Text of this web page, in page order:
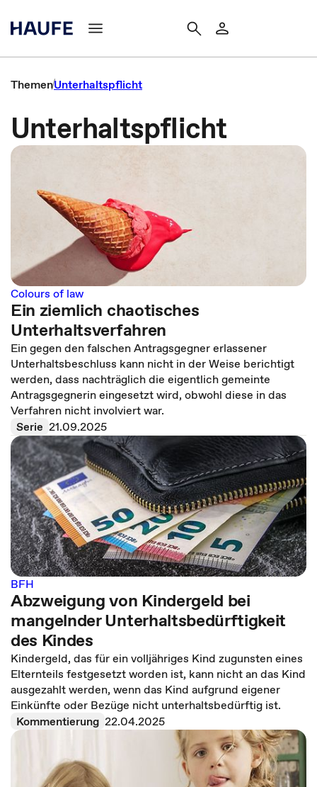
ThemenUnterhaltspflicht
Unterhaltspflicht
Colours of law
Ein ziemlich chaotisches
Unterhaltsverfahren
Ein gegen den falschen Antragsgegner erlassener
Unterhaltsbeschluss kann nicht in der Weise berichtigt
werden, dass nachträglich die eigentlich gemeinte
Antragsgegnerin eingesetzt wird, obwohl diese in das
Verfahren nicht involviert war.
Serie 21.09.2025
BFH
Abzweigung von Kindergeld bei
mangelnder Unterhaltsbedürftigkeit
des Kindes
Kindergeld, das für ein volljähriges Kind zugunsten eines
Elternteils festgesetzt worden ist, kann nicht an das Kind
ausgezahlt werden, wenn das Kind aufgrund eigener
Einkünfte oder Bezüge nicht unterhaltsbedürftig ist.
Kommentierung 22.04.2025